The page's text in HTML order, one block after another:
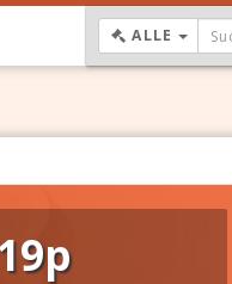
ALLE